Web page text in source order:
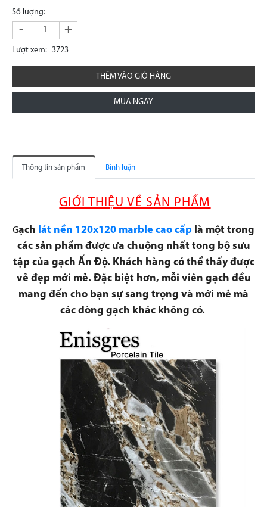
Số lượng:
- +
Lượt xem: 3723
THÊM VÀO GIỎ HÀNG
MUA NGAY
Thông tin sản phẩm Bình luận
GIỚI THIỆU VỀ SẢN PHẨM
Gạch lát nền 120x120 marble cao cấp là một trong
các sản phẩm được ưa chuộng nhất tong bộ sưu
tập của gạch Ấn Độ. Khách hàng có thể thấy được
vẻ đẹp mới mẻ. Đặc biệt hơn, mỗi viên gạch đều
mang đến cho bạn sự sang trọng và mới mẻ mà
các dòng gạch khác không có.